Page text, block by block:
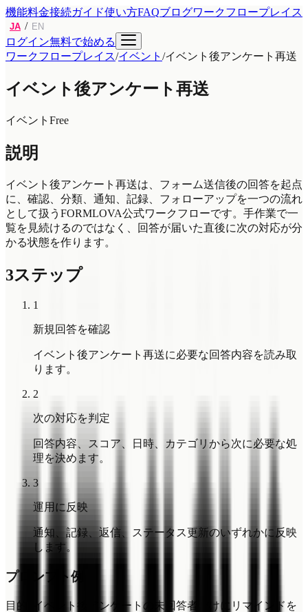
機能料金接続ガイド使い方FAQブログワークフロープレイス
JA / EN
ログイン無料で始める
ワークフロープレイス/イベント /イベント後アンケート再送
イベント後アンケート再送
イベント Free
説明
イベント後アンケート再送は、フォーム送信後の回答を起点
に、確認、分類、通知、記録、フォローアップを一つの流れ
として扱うFORMLOVA公式ワークフローです。手作業で一
覧を見続けるのではなく、回答が届いた直後に次の対応が分
かる状態を作ります。
3ステップ
1
新規回答を確認
イベント後アンケート再送に必要な回答内容を読み取
ります。
2
次の対応を判定
回答内容、スコア、日時、カテゴリから次に必要な処
理を決めます。
3
運用に反映
通知、記録、返信、ステータス更新のいずれかに反映
します。
プロンプト例
目的: イベント後アンケートの未回答者だけにリマインドを